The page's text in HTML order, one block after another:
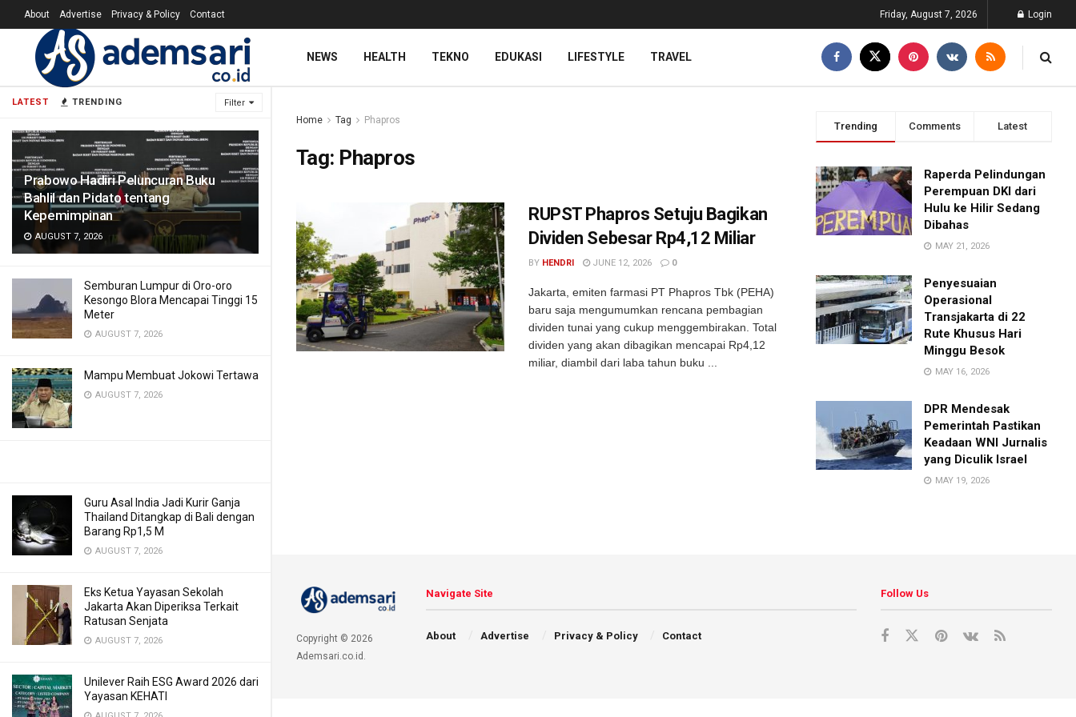
LATEST TRENDING Filter
Prabowo Hadiri Peluncuran Buku
Bahlil dan Pidato tentang
Kepemimpinan
AUGUST 7, 2026
Semburan Lumpur di Oro-oro
Kesongo Blora Mencapai Tinggi 15
Meter
AUGUST 7, 2026
Mampu Membuat Jokowi Tertawa
AUGUST 7, 2026
Guru Asal India Jadi Kurir Ganja
Thailand Ditangkap di Bali dengan
Barang Rp1,5 M
AUGUST 7, 2026
Eks Ketua Yayasan Sekolah
Jakarta Akan Diperiksa Terkait
Ratusan Senjata
AUGUST 7, 2026
Unilever Raih ESG Award 2026 dari
Yayasan KEHATI
About Advertise Privacy & Policy Contact Friday, August 7, 2026 Login
NEWS HEALTH TEKNO EDUKASI LIFESTYLE TRAVEL
Home Tag Phapros
Tag: Phapros
RUPST Phapros Setuju Bagikan
Dividen Sebesar Rp4,12 Miliar
BY HENDRI JUNE 12, 2026 0
Jakarta, emiten farmasi PT Phapros Tbk (PEHA)
baru saja mengumumkan rencana pembagian
dividen tunai yang cukup menggembirakan. Total
dividen yang akan dibagikan mencapai Rp4,12
miliar, diambil dari laba tahun buku ...
Trending Comments Latest
Raperda Pelindungan
Perempuan DKI dari
Hulu ke Hilir Sedang
Dibahas
MAY 21, 2026
Penyesuaian
Operasional
Transjakarta di 22
Rute Khusus Hari
Minggu Besok
MAY 16, 2026
DPR Mendesak
Pemerintah Pastikan
Keadaan WNI Jurnalis
yang Diculik Israel
MAY 19, 2026
Copyright © 2026
Ademsari.co.id.
Navigate Site
About Advertise Privacy & Policy Contact
Follow Us